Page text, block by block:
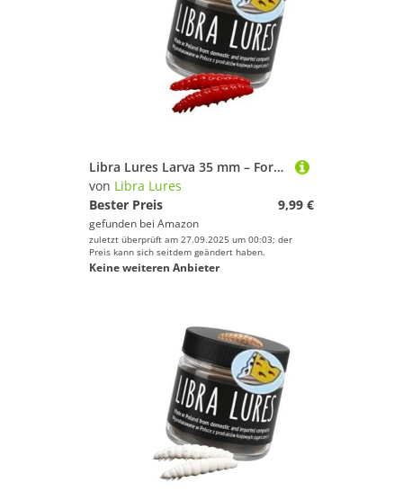
Libra Lures Larva 35 mm – Forellenköder mit Käse-Aroma | Ultraweicher Softbait, schwimmfähig | 12 Stück | für UL, Tremarella & Sbirolino | Bienenmade-Imitation | Farbe: 021 (Red)
von Libra Lures
Bester Preis
9,99 €
gefunden bei Amazon
zuletzt überprüft am 27.09.2025 um 00:03; der
Preis kann sich seitdem geändert haben.
Keine weiteren Anbieter